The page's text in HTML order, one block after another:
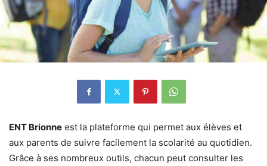
ENT Brionne est la plateforme qui permet aux élèves et
aux parents de suivre facilement la scolarité au quotidien.
Grâce à ses nombreux outils, chacun peut consulter les